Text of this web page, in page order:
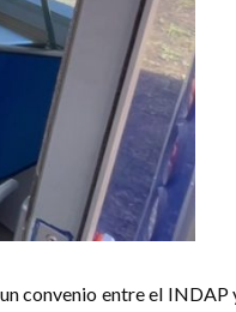
convenio entre el INDAP